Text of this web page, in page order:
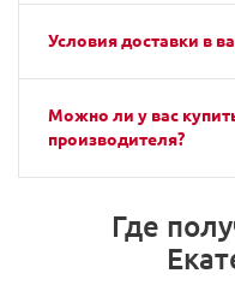
Условия доставки в
Можно ли у вас
производителя?
Где